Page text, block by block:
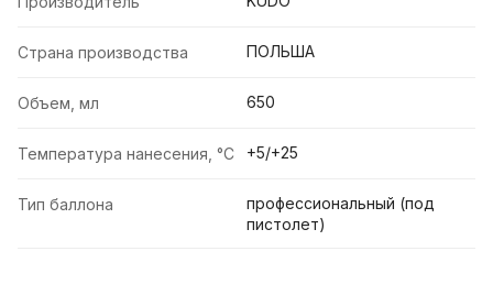
Страна производства ПОЛЬША
Объем, мл 650
Температура нанесения, °C +5/+25
Тип баллона
профессиональный (под
пистолет)